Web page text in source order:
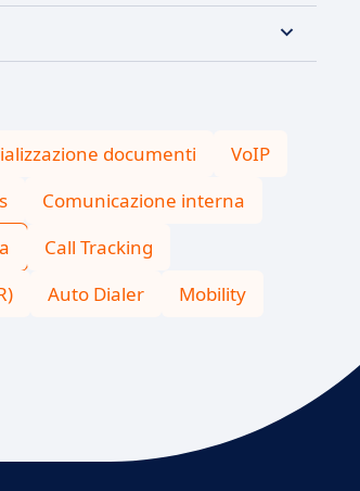
documenti
VoIP
Comunicazione interna
Call Tracking
Auto Dialer
Mobility